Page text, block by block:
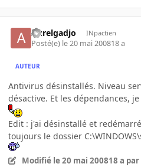
Aurelgadjo INpactien
Posté(e) le 20 mai 200818 a
AUTEUR
Antivirus désinstallés. Niveau
désactive. Et les dépendances,
Edit : j'ai désinstallé et
toujours le dossier
Modifié le 20 mai 200818 a